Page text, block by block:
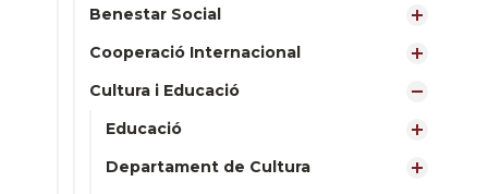
Benestar Social
Cooperació Internacional
Cultura i Educació
Educació
Departament de Cultura